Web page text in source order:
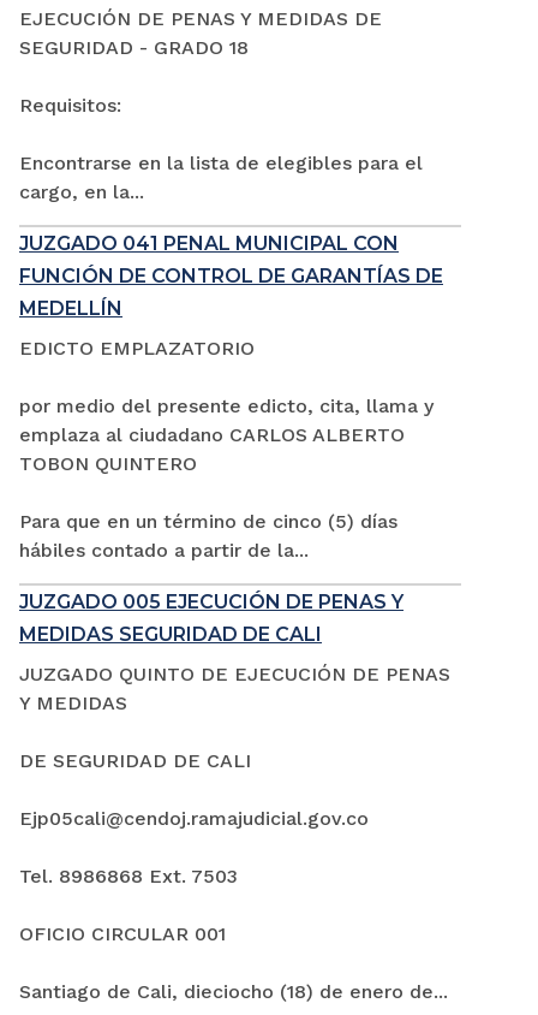
EJECUCIÓN DE PENAS Y MEDIDAS DE
SEGURIDAD - GRADO 18
Requisitos:
Encontrarse en la lista de elegibles para el
cargo, en la...
JUZGADO 041 PENAL MUNICIPAL CON
FUNCIÓN DE CONTROL DE GARANTÍAS DE
MEDELLÍN
EDICTO EMPLAZATORIO
por medio del presente edicto, cita, llama y
emplaza al ciudadano CARLOS ALBERTO
TOBON QUINTERO
Para que en un término de cinco (5) días
hábiles contado a partir de la...
JUZGADO 005 EJECUCIÓN DE PENAS Y
MEDIDAS SEGURIDAD DE CALI
JUZGADO QUINTO DE EJECUCIÓN DE PENAS
Y MEDIDAS
DE SEGURIDAD DE CALI
Ejp05cali@cendoj.ramajudicial.gov.co
Tel. 8986868 Ext. 7503
OFICIO CIRCULAR 001
Santiago de Cali, dieciocho (18) de enero de...